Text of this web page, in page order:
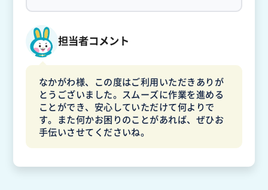
担当者コメント
なかがわ様、この度はご利用いただきありが
とうございました。スムーズに作業を進める
ことができ、安心していただけて何よりで
す。また何かお困りのことがあれば、ぜひお
手伝いさせてくださいね。